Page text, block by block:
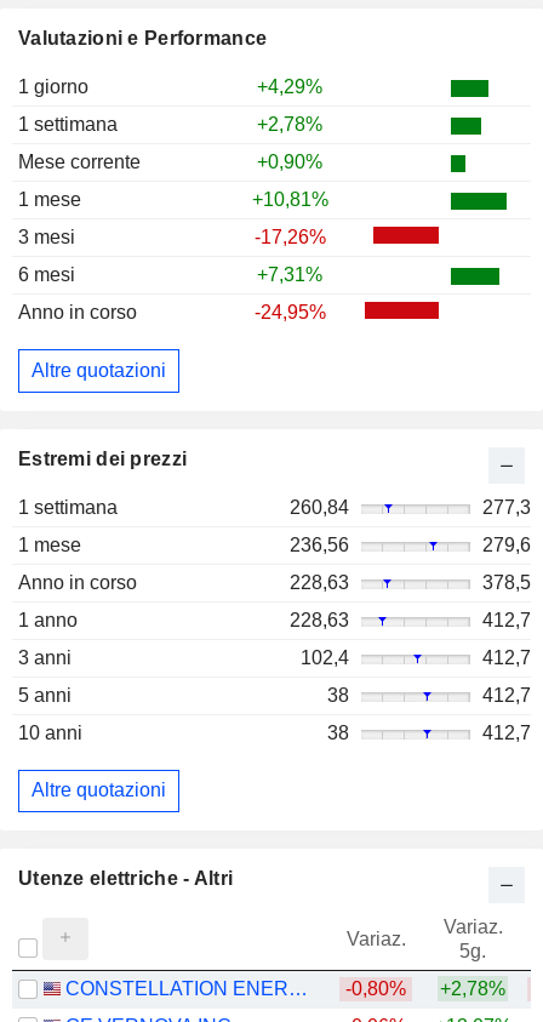
Valutazioni e Performance
1 giorno
+4,29%
1 settimana
+2,78%
Mese corrente
+0,90%
1 mese
+10,81%
3 mesi
-17,26%
6 mesi
+7,31%
Anno in corso
-24,95%
Altre quotazioni
Estremi dei prezzi
1 settimana 260,84
277,3
1 mese
236,56
279,6
Anno in corso
228,63
378,5
1 anno
228,63
412,7
3 anni
102,4
412,7
5 anni
38
412,7
10 anni
38 412,7
Altre quotazioni
Utenze elettriche - Altri
Variaz.
Variaz.
5g.
CONSTELLATION ENERGY CORPORATION -0,80% +2,78%